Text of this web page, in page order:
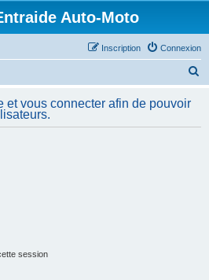
Auto-Moto
Connexion
Inscription
h
et vous connecter afin de pouvoir
session